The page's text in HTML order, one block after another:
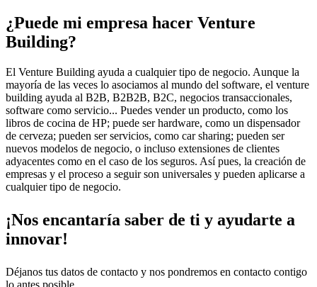
¿Puede mi empresa hacer Venture
Building?
El Venture Building ayuda a cualquier tipo de negocio. Aunque la
mayoría de las veces lo asociamos al mundo del software, el venture
building ayuda al B2B, B2B2B, B2C, negocios transaccionales,
software como servicio... Puedes vender un producto, como los
libros de cocina de HP; puede ser hardware, como un dispensador
de cerveza; pueden ser servicios, como car sharing; pueden ser
nuevos modelos de negocio, o incluso extensiones de clientes
adyacentes como en el caso de los seguros. Así pues, la creación de
empresas y el proceso a seguir son universales y pueden aplicarse a
cualquier tipo de negocio.
¡Nos encantaría saber de ti y ayudarte a
innovar!
Déjanos tus datos de contacto y nos pondremos en contacto contigo